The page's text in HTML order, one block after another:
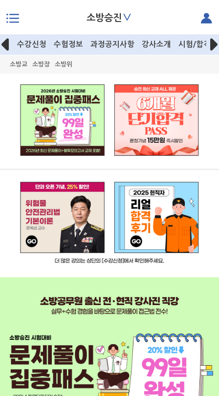
본문으로 바로가기
소방승진 ∨
수강신청 수험정보 과정공지사항 강사소개 시험/합격
소방교 소방장 소방위